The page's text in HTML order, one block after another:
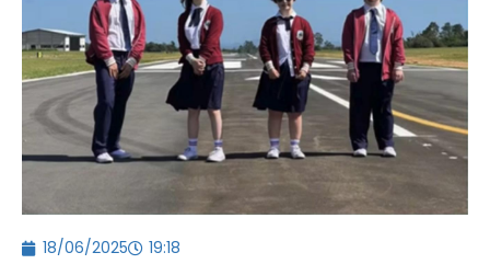
18/06/2025 19:18